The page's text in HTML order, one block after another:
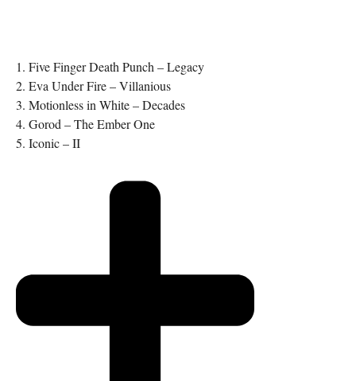
1. Five Finger Death Punch – Legacy
2. Eva Under Fire – Villanious
3. Motionless in White – Decades
4. Gorod – The Ember One
5. Iconic – II